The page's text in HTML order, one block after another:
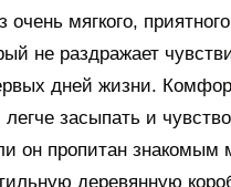
очень мягкого,
не раздражает
дней жизни.
легче засыпать и
он пропитан
деревянную